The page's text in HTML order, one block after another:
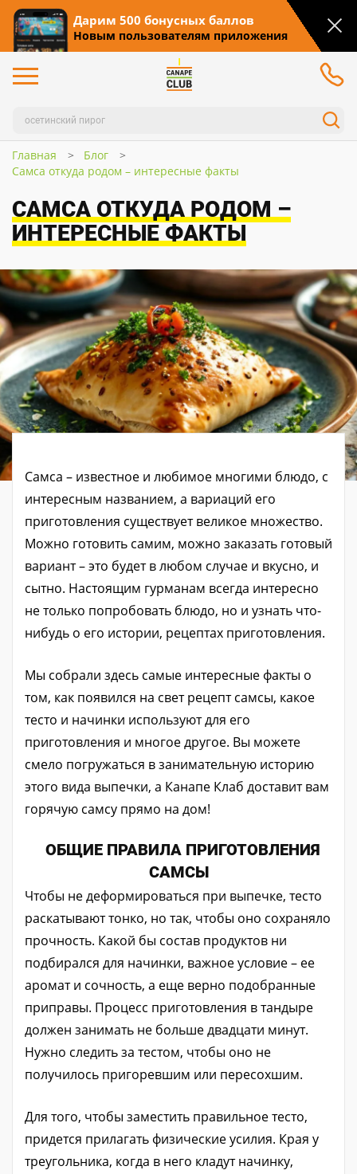
Дарим 500 бонусных баллов
Новым пользователям приложения
Главная
Блог
Самса откуда родом – интересные факты
САМСА ОТКУДА РОДОМ –
ИНТЕРЕСНЫЕ ФАКТЫ
Самса – известное и любимое многими блюдо, с
интересным названием, а вариаций его
приготовления существует великое множество.
Можно готовить самим, можно заказать готовый
вариант – это будет в любом случае и вкусно, и
сытно. Настоящим гурманам всегда интересно
не только попробовать блюдо, но и узнать что-
нибудь о его истории, рецептах приготовления.
Мы собрали здесь самые интересные факты о
том, как появился на свет рецепт самсы, какое
тесто и начинки используют для его
приготовления и многое другое. Вы можете
смело погружаться в занимательную историю
этого вида выпечки, а Канапе Клаб доставит вам
горячую самсу прямо на дом!
ОБЩИЕ ПРАВИЛА ПРИГОТОВЛЕНИЯ
САМСЫ
Чтобы не деформироваться при выпечке, тесто
раскатывают тонко, но так, чтобы оно сохраняло
прочность. Какой бы состав продуктов ни
подбирался для начинки, важное условие – ее
аромат и сочность, а еще верно подобранные
приправы. Процесс приготовления в тандыре
должен занимать не больше двадцати минут.
Нужно следить за тестом, чтобы оно не
получилось пригоревшим или пересохшим.
Для того, чтобы заместить правильное тесто,
придется прилагать физические усилия. Края у
треугольника, когда в него кладут начинку,